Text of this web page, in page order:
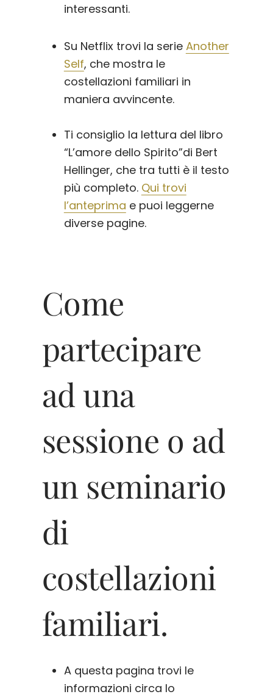
interessanti.
Su Netflix trovi la serie Another
Self, che mostra le
costellazioni familiari in
maniera avvincente.
Ti consiglio la lettura del libro
“L’amore dello Spirito”di Bert
Hellinger, che tra tutti è il testo
più completo. Qui trovi
l’anteprima e puoi leggerne
diverse pagine.
Come
partecipare
ad una
sessione o ad
un seminario
di
costellazioni
familiari.
A questa pagina trovi le
informazioni circa lo